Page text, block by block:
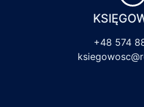
+48 574